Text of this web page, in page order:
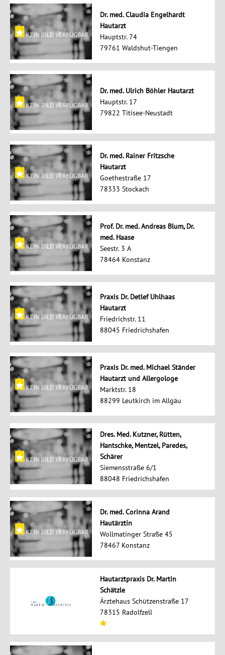
Dr. med. Claudia Engelhardt
Hautarzt
Hauptstr. 74
79761 Waldshut-Tiengen
Dr. med. Ulrich Böhler Hautarzt
Hauptstr. 17
79822 Titisee-Neustadt
Dr. med. Rainer Fritzsche
Hautarzt
Goethestraße 17
78333 Stockach
Prof. Dr. med. Andreas Blum, Dr.
med. Haase
Seestr. 3 A
78464 Konstanz
Praxis Dr. Detlef Uhlhaas
Hautarzt
Friedrichstr. 11
88045 Friedrichshafen
Praxis Dr. med. Michael Ständer
Hautarzt und Allergologe
Marktstr. 18
88299 Leutkirch im Allgäu
Dres. Med. Kutzner, Rütten,
Hantschke, Mentzel, Paredes,
Schärer
Siemensstraße 6/1
88048 Friedrichshafen
Dr. med. Corinna Arand
Hautärztin
Wollmatinger Straße 45
78467 Konstanz
Hautarztpraxis Dr. Martin
Schätzle
Ärztehaus Schützenstraße 17
78315 Radolfzell